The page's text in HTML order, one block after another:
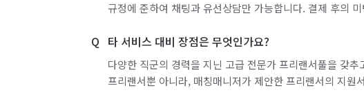
규정에 준하여 채팅과 유선상담만 가능합니다. 결제 후의
타 서비스 대비 장점은 무엇인가요?
다양한 직군의 경력을 지닌 고급 전문가 프리랜서풀을 갖
프리랜서뿐 아니라, 매칭매니저가 제안한 프리랜서의 지원